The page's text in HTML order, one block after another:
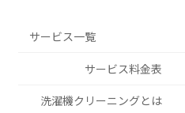
サービス一覧
サービス料金表
洗濯機クリーニングとは